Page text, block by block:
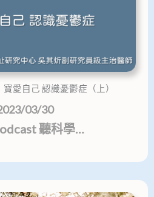
愛自己 認識憂鬱症（上）
03/30
聽科學…